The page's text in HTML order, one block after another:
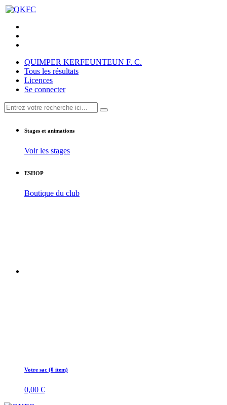
QUIMPER KERFEUNTEUN F. C.
Tous les résultats
Licences
Se connecter
Stages et animations
Voir les stages
ESHOP
Boutique du club
Votre sac (0 item)
0,00 €